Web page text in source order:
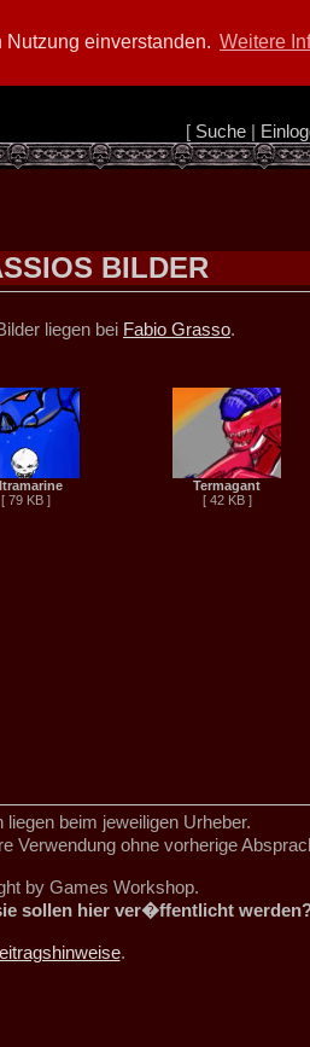
einverstanden. Weitere
[ Suche|
BILDER
liegen bei Fabio Grasso.
[ 79 KB ]
Termagant
[ 42 KB ]
beim jeweiligen Urheber.
Verwendung ohne vorherige
by Games Workshop.
sollen hier ver�ffentlicht
.